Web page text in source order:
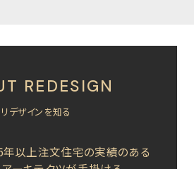
REDESIGN
リデザインを知る
年以上注文住宅の実績のある